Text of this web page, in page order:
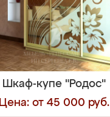
Шкаф-купе "Родос"
Цена: от 45 000 руб.